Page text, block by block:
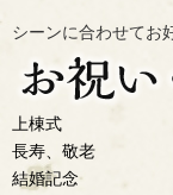
シーンに合わせてお
上棟式
長寿、敬老
結婚記念